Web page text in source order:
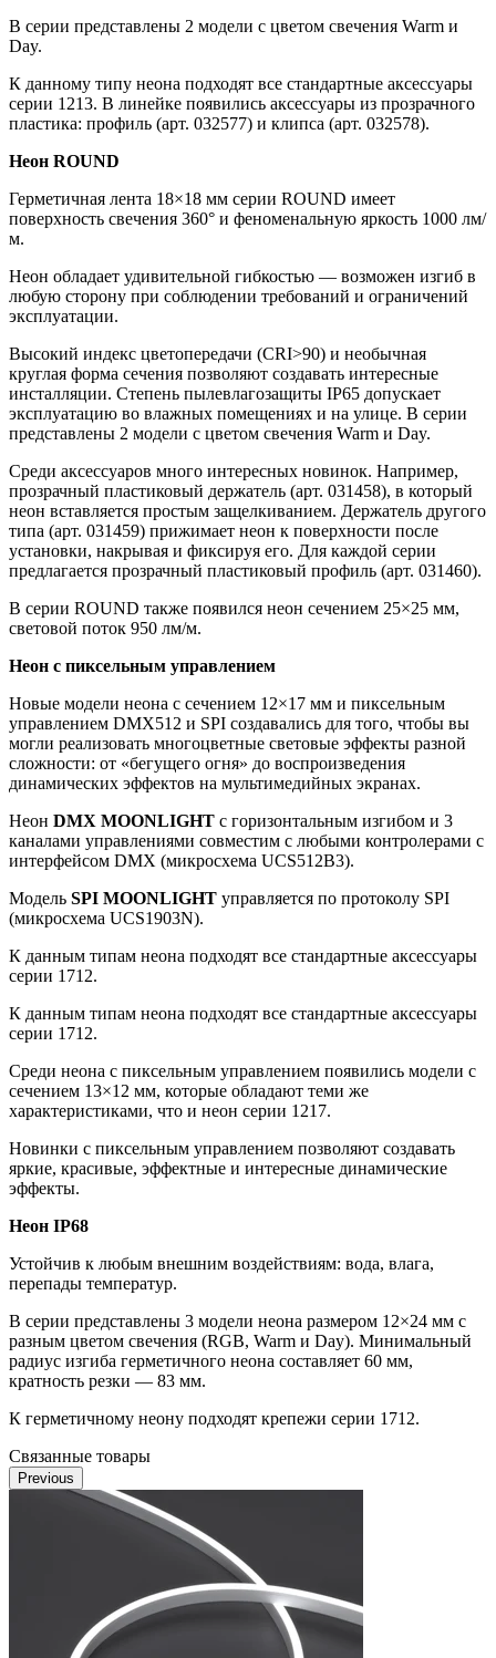
В серии представлены 2 модели с цветом свечения Warm и
Day.
К данному типу неона подходят все стандартные аксессуары
серии 1213. В линейке появились аксессуары из прозрачного
пластика: профиль (арт. 032577) и клипса (арт. 032578).
Неон ROUND
Герметичная лента 18×18 мм серии ROUND имеет
поверхность свечения 360° и феноменальную яркость 1000 лм/
м.
Неон обладает удивительной гибкостью — возможен изгиб в
любую сторону при соблюдении требований и ограничений
эксплуатации.
Высокий индекс цветопередачи (CRI>90) и необычная
круглая форма сечения позволяют создавать интересные
инсталляции. Степень пылевлагозащиты IP65 допускает
эксплуатацию во влажных помещениях и на улице. В серии
представлены 2 модели с цветом свечения Warm и Day.
Среди аксессуаров много интересных новинок. Например,
прозрачный пластиковый держатель (арт. 031458), в который
неон вставляется простым защелкиванием. Держатель другого
типа (арт. 031459) прижимает неон к поверхности после
установки, накрывая и фиксируя его. Для каждой серии
предлагается прозрачный пластиковый профиль (арт. 031460).
В серии ROUND также появился неон сечением 25×25 мм,
световой поток 950 лм/м.
Неон с пиксельным управлением
Новые модели неона с сечением 12×17 мм и пиксельным
управлением DMX512 и SPI создавались для того, чтобы вы
могли реализовать многоцветные световые эффекты разной
сложности: от «бегущего огня» до воспроизведения
динамических эффектов на мультимедийных экранах.
Неон DMX MOONLIGHT с горизонтальным изгибом и 3
каналами управлениями совместим с любыми контролерами с
интерфейсом DMX (микросхема UCS512B3).
Модель SPI MOONLIGHT управляется по протоколу SPI
(микросхема UCS1903N).
К данным типам неона подходят все стандартные аксессуары
серии 1712.
К данным типам неона подходят все стандартные аксессуары
серии 1712.
Среди неона с пиксельным управлением появились модели с
сечением 13×12 мм, которые обладают теми же
характеристиками, что и неон серии 1217.
Новинки с пиксельным управлением позволяют создавать
яркие, красивые, эффектные и интересные динамические
эффекты.
Неон IP68
Устойчив к любым внешним воздействиям: вода, влага,
перепады температур.
В серии представлены 3 модели неона размером 12×24 мм с
разным цветом свечения (RGB, Warm и Day). Минимальный
радиус изгиба герметичного неона составляет 60 мм,
кратность резки — 83 мм.
К герметичному неону подходят крепежи серии 1712.
Связанные товары
Previous